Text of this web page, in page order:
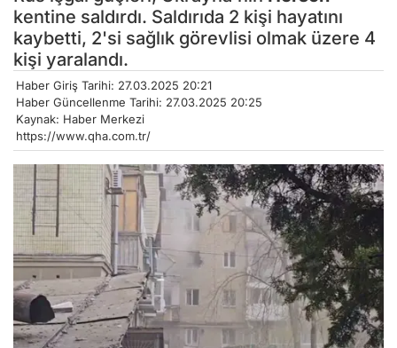
kentine saldırdı. Saldırıda 2 kişi hayatını
kaybetti, 2'si sağlık görevlisi olmak üzere 4
kişi yaralandı.
Haber Giriş Tarihi: 27.03.2025 20:21
Haber Güncellenme Tarihi: 27.03.2025 20:25
Kaynak: Haber Merkezi
https://www.qha.com.tr/